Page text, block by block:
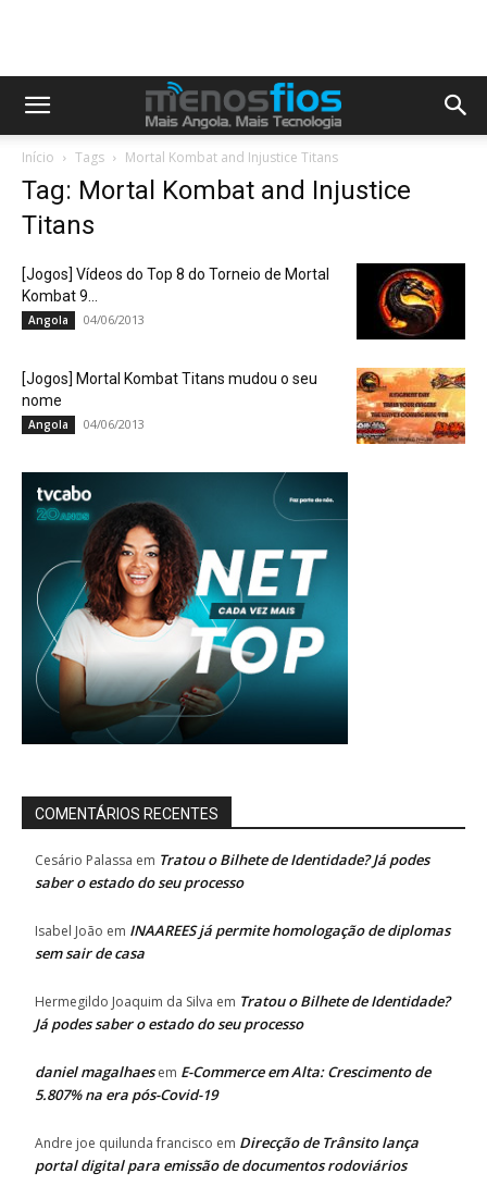
Início Tags Mortal Kombat and Injustice Titans
Tag: Mortal Kombat and Injustice
Titans
[Jogos] Vídeos do Top 8 do Torneio de Mortal
Kombat 9...
Angola 04/06/2013
[Jogos] Mortal Kombat Titans mudou o seu
nome
Angola 04/06/2013
COMENTÁRIOS RECENTES
Cesário Palassa em Tratou o Bilhete de Identidade? Já podes
saber o estado do seu processo
Isabel João em INAAREES já permite homologação de diplomas
sem sair de casa
Hermegildo Joaquim da Silva em Tratou o Bilhete de Identidade?
Já podes saber o estado do seu processo
daniel magalhaesem E-Commerce em Alta: Crescimento de
5.807% na era pós-Covid-19
Andre joe quilunda francisco em Direcção de Trânsito lança
portal digital para emissão de documentos rodoviários